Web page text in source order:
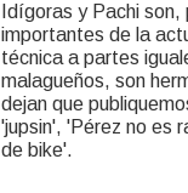
Idígoras y Pachi
importantes de la
técnica a partes
malagueños, son
dejan que
'jupsin', 'Pérez no es
de bike'.